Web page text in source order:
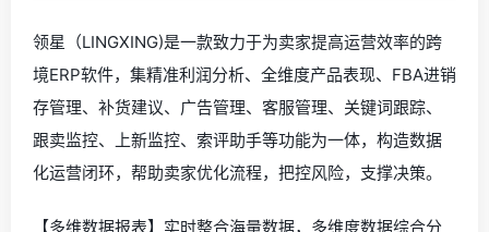
领星（LINGXING)是一款致力于为卖家提高运营效率的跨
境ERP软件，集精准利润分析、全维度产品表现、FBA进销
存管理、补货建议、广告管理、客服管理、关键词跟踪、
跟卖监控、上新监控、索评助手等功能为一体，构造数据
化运营闭环，帮助卖家优化流程，把控风险，支撑决策。
【多维数据报表】实时整合海量数据，多维度数据综合分